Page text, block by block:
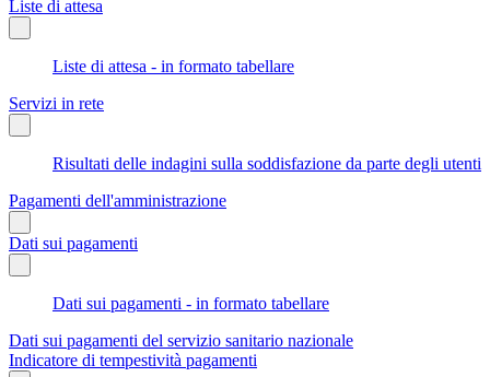
Liste di attesa
Liste di attesa - in formato tabellare
Servizi in rete
Risultati delle indagini sulla soddisfazione da parte degli utenti
Pagamenti dell'amministrazione
Dati sui pagamenti
Dati sui pagamenti - in formato tabellare
Dati sui pagamenti del servizio sanitario nazionale
Indicatore di tempestività pagamenti